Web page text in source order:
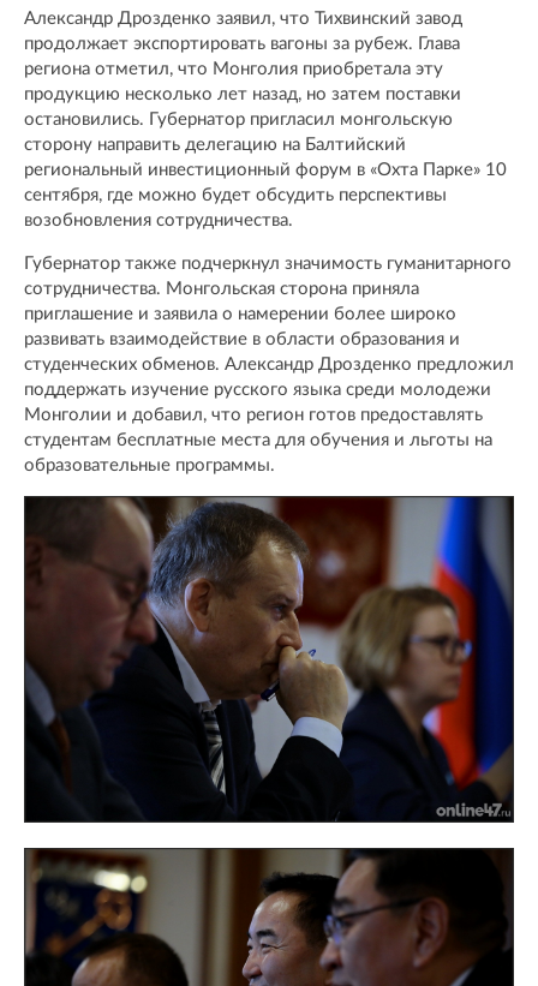
Александр Дрозденко заявил, что Тихвинский завод
продолжает экспортировать вагоны за рубеж. Глава
региона отметил, что Монголия приобретала эту
продукцию несколько лет назад, но затем поставки
остановились. Губернатор пригласил монгольскую
сторону направить делегацию на Балтийский
региональный инвестиционный форум в «Охта Парке» 10
сентября, где можно будет обсудить перспективы
возобновления сотрудничества.
Губернатор также подчеркнул значимость гуманитарного
сотрудничества. Монгольская сторона приняла
приглашение и заявила о намерении более широко
развивать взаимодействие в области образования и
студенческих обменов. Александр Дрозденко предложил
поддержать изучение русского языка среди молодежи
Монголии и добавил, что регион готов предоставлять
студентам бесплатные места для обучения и льготы на
образовательные программы.